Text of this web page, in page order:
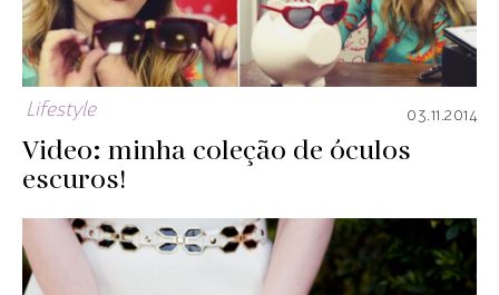
Lifestyle 03.11.2014
Video: minha coleção de óculos
escuros!